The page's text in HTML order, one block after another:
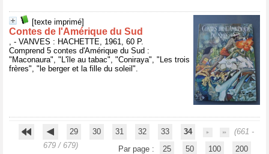
[texte imprimé]
Contes de l'Amérique du Sud
, - VANVES : HACHETTE, 1961, 60 P.
Comprend 5 contes d'Amérique du Sud :
"Maconaura", "L'île au tabac", "Coniraya", "Les trois
frères", "le berger et la fille du soleil".
29 30 31 32 33 34
(661 -
679 / 679)
Par page : 25 50 100 200